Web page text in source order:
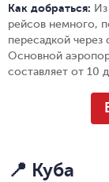
Как добраться:
рейсов немного,
пересадкой через
Основной
составляет от 10
📍 Куба